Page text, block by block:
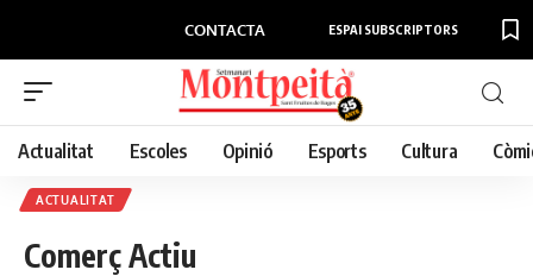
CONTACTA ESPAI SUBSCRIPTORS
Actualitat Escoles Opinió Esports Cultura
ACTUALITAT
Comerç Actiu